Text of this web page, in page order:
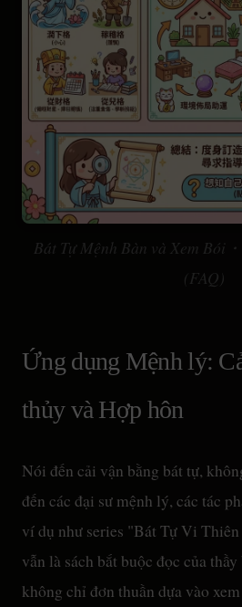
Bát Tự Mệnh Bàn và Xem Bói
(FAQ)
Ứng dụng Mệnh lý:
thủy và Hợp hôn
Nói đến cải vận bằng bát tự,
đến các đại sư mệnh lý, các tác
ví dụ như series "Bát Tự Vi
vẫn là sách bắt buộc đọc của
không chỉ đơn thuần dựa vào